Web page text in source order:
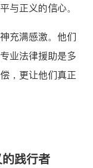
与正义的信心。
充满感激。他们
业法律援助是多
，更让他们真正
践行者